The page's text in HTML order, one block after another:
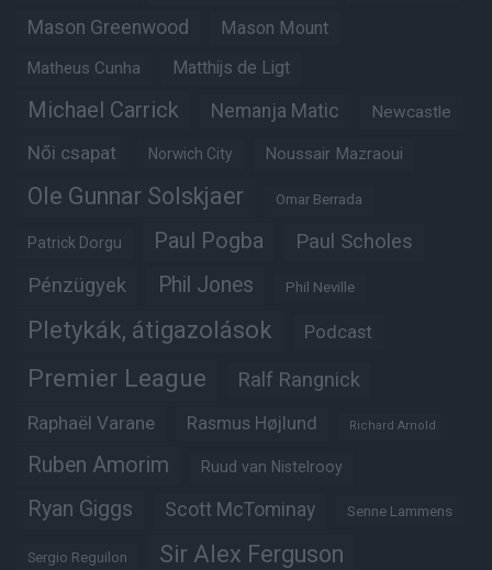
Mason Greenwood Mason Mount
Matheus Cunha Matthijs de Ligt
Michael Carrick Nemanja Matic Newcastle
Női csapat Norwich City Noussair Mazraoui
Ole Gunnar Solskjaer Omar Berrada
Patrick Dorgu Paul Pogba Paul Scholes
Pénzügyek Phil Jones Phil Neville
Pletykák, átigazolások Podcast
Premier League Ralf Rangnick
Raphaël Varane Rasmus Højlund Richard Arnold
Ruben Amorim Ruud van Nistelrooy
Ryan Giggs Scott McTominay Senne Lammens
Sergio Reguilon Sir Alex Ferguson